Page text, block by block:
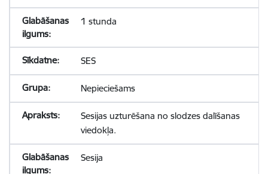
1 stunda
SES
Nepieciešams
Sesijas uzturēšana no slodzes dalīšanas
viedokļa.
Sesija